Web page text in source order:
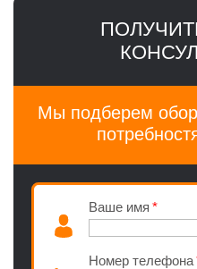
Мы подберем
Ваше имя
Номер телефона